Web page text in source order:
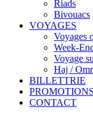
Riads
Bivouacs
VOYAGES
Voyages
Week-
Voyage
Haj /
BILLETTRIE
PROMOTIONS
CONTACT